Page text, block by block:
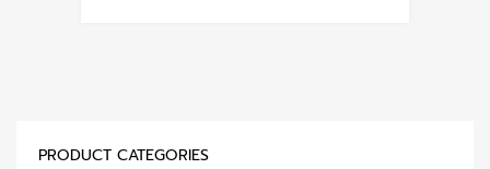
PRODUCT CATEGORIES